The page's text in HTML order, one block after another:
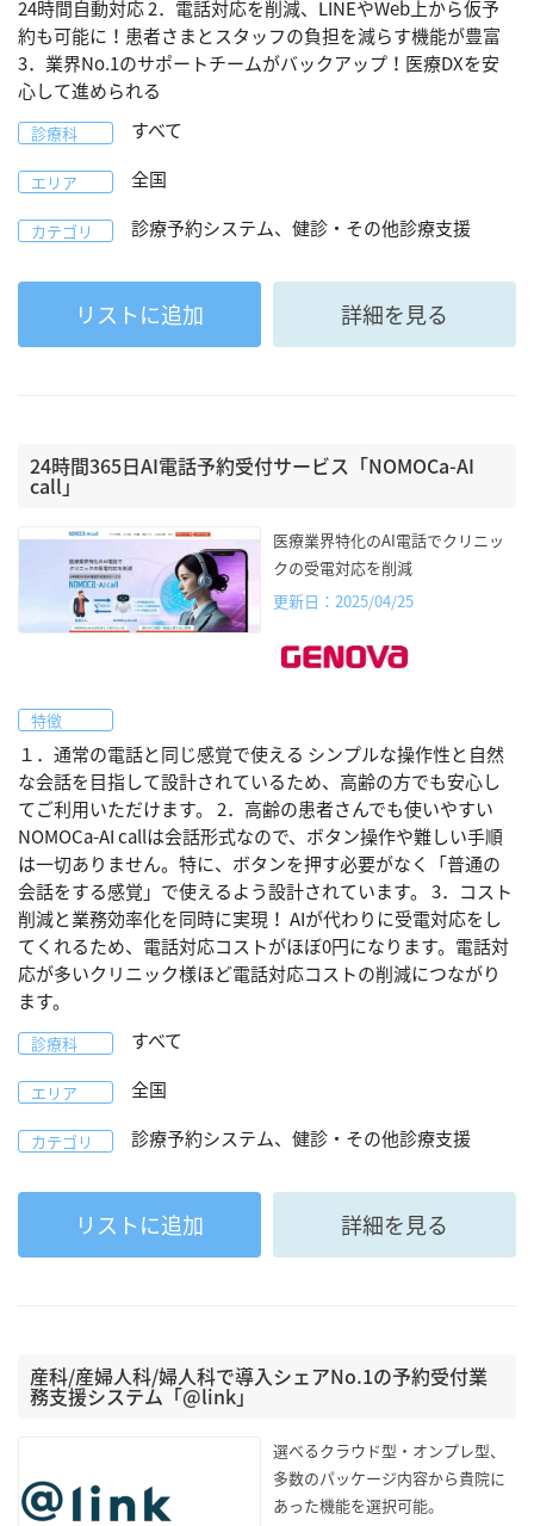
24時間自動対応 2．電話対応を削減、LINEやWeb上から仮予
約も可能に！患者さまとスタッフの負担を減らす機能が豊富
3．業界No.1のサポートチームがバックアップ！医療DXを安
心して進められる
診療科 すべて
エリア 全国
カテゴリ 診療予約システム、健診・その他診療支援
リストに追加 詳細を見る
24時間365日AI電話予約受付サービス「NOMOCa-AI
call」
医療業界特化のAI電話でクリニッ
クの受電対応を削減
更新日：2025/04/25
特徴
１．通常の電話と同じ感覚で使える シンプルな操作性と自然
な会話を目指して設計されているため、高齢の方でも安心し
てご利用いただけます。 2．高齢の患者さんでも使いやすい
NOMOCa-AI callは会話形式なので、ボタン操作や難しい手順
は一切ありません。特に、ボタンを押す必要がなく「普通の
会話をする感覚」で使えるよう設計されています。 3．コスト
削減と業務効率化を同時に実現！ AIが代わりに受電対応をし
てくれるため、電話対応コストがほぼ0円になります。電話対
応が多いクリニック様ほど電話対応コストの削減につながり
ます。
診療科 すべて
エリア 全国
カテゴリ 診療予約システム、健診・その他診療支援
リストに追加 詳細を見る
産科/産婦人科/婦人科で導入シェアNo.1の予約受付業
務支援システム「@link」
選べるクラウド型・オンプレ型、
多数のパッケージ内容から貴院に
あった機能を選択可能。